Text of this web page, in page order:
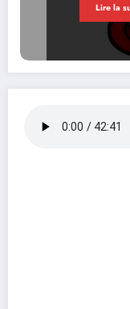
Lire la